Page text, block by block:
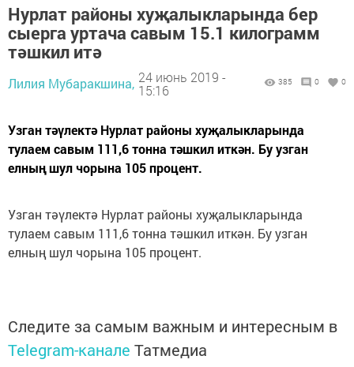
Нурлат районы хуҗалыкларында бер
сыерга уртача савым 15.1 килограмм
тәшкил итә
Лилия Мубаракшина, 24 июнь 2019 -
15:16
385 0 0
Узган тәүлектә Нурлат районы хуҗалыкларында
тулаем савым 111,6 тонна тәшкил иткән. Бу узган
елның шул чорына 105 процент.
Узган тәүлектә Нурлат районы хуҗалыкларында
тулаем савым 111,6 тонна тәшкил иткән. Бу узган
елның шул чорына 105 процент.
Следите за самым важным и интересным в
Telegram-канале Татмедиа